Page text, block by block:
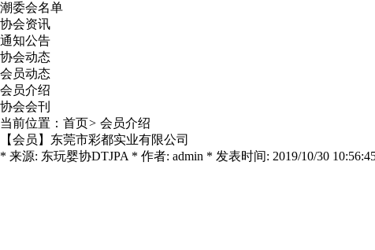
潮委会名单
协会资讯
通知公告
协会动态
会员动态
会员介绍
协会会刊
当前位置： 首页> 会员介绍
【会员】东莞市彩都实业有限公司
* 来源: 东玩婴协DTJPA * 作者: admin * 发表时间: 2019/10/30